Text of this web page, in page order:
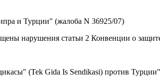
и Турции" (жалоба N 36925/07)
нарушения статьи 2 Конвенции о
(Tek Gida Is Sendikasi) против